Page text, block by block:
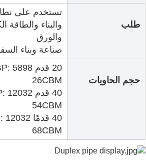
طلب
تستخدم على نطاق
والبناء والطاقة
والورق
صناعة وبناء
حجم الحاويات
26CBM
54CBM
68CBM